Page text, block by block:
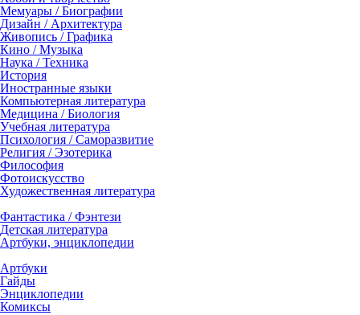
Мемуары / Биографии
Дизайн / Архитектура
Живопись / Графика
Кино / Музыка
Наука / Техника
История
Иностранные языки
Компьютерная литература
Медицина / Биология
Учебная литература
Психология / Саморазвитие
Религия / Эзотерика
Философия
Фотоискусство
Художественная литература
Фантастика / Фэнтези
Детская литература
Артбуки, энциклопедии
Артбуки
Гайды
Энциклопедии
Комиксы